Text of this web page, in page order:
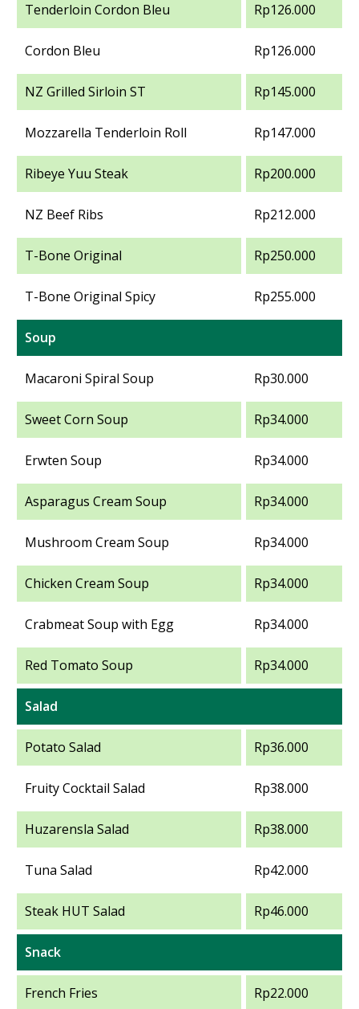
Tenderloin Cordon Bleu Rp126.000
Cordon Bleu Rp126.000
NZ Grilled Sirloin ST Rp145.000
Mozzarella Tenderloin Roll Rp147.000
Ribeye Yuu Steak Rp200.000
NZ Beef Ribs Rp212.000
T-Bone Original Rp250.000
T-Bone Original Spicy Rp255.000
Soup
Macaroni Spiral Soup Rp30.000
Sweet Corn Soup Rp34.000
Erwten Soup Rp34.000
Asparagus Cream Soup Rp34.000
Mushroom Cream Soup Rp34.000
Chicken Cream Soup Rp34.000
Crabmeat Soup with Egg Rp34.000
Red Tomato Soup Rp34.000
Salad
Potato Salad Rp36.000
Fruity Cocktail Salad Rp38.000
Huzarensla Salad Rp38.000
Tuna Salad Rp42.000
Steak HUT Salad Rp46.000
Snack
French Fries Rp22.000